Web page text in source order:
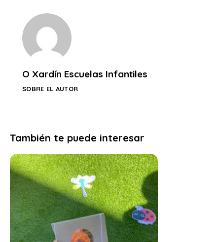
O Xardín Escuelas Infantiles
SOBRE EL AUTOR
También te puede interesar